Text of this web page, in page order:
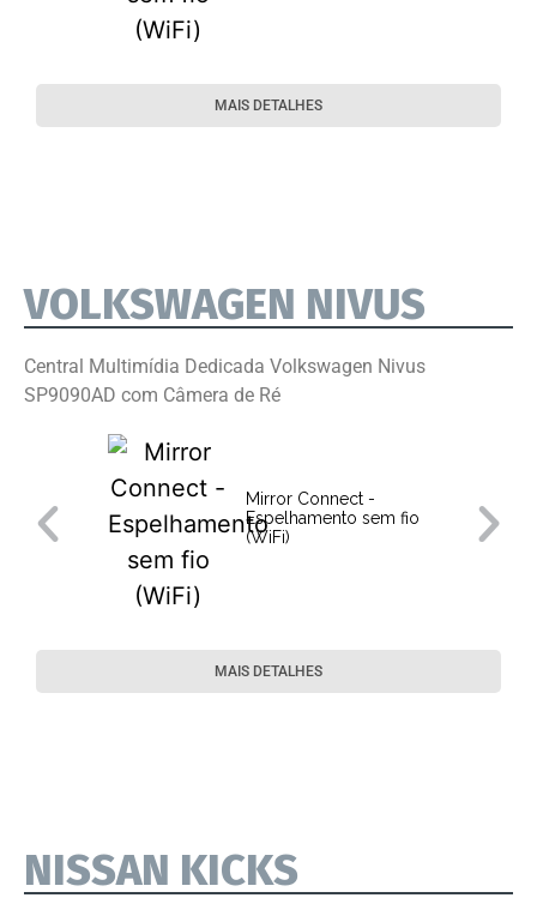
MAIS DETALHES
VOLKSWAGEN NIVUS
Central Multimídia Dedicada Volkswagen Nivus
SP9090AD com Câmera de Ré
Mirror Connect -
Espelhamento sem fio
(WiFi)
MAIS DETALHES
NISSAN KICKS